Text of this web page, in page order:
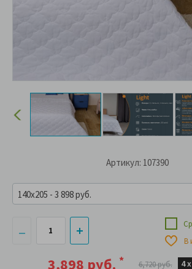
Артикул: 107390
3,898 руб. * 6,720 руб. 4 х
В
140x205 - 3 898 руб.